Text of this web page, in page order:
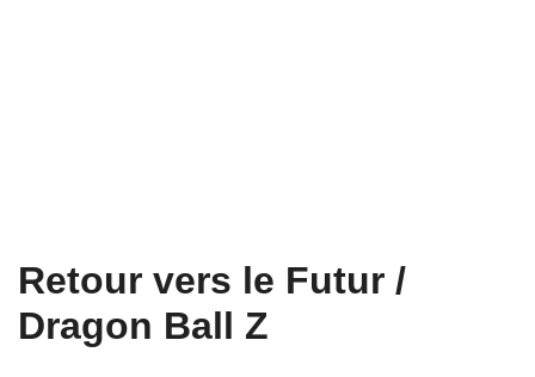
Retour vers le Futur /
Dragon Ball Z